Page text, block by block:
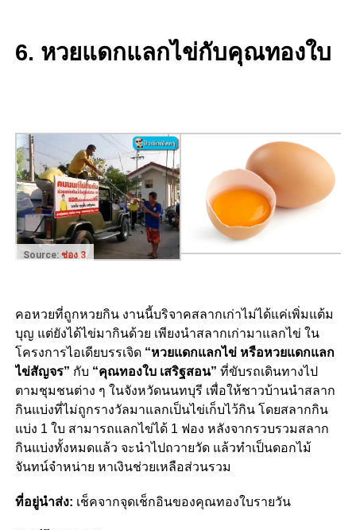
6. หวยแดกแลกไข่กับคุณทองใบ
Source: ช่อง 3
คอหวยที่ถูกหวยกิน งานนี้บริจาคสลากเก่าไม่ได้แค่เพิ่มแต้ม
บุญ แต่ยังได้ไข่มากินด้วย เพียงนำสลากเก่ามาแลกไข่ ใน
โครงการไอเดียบรรเจิด “หวยแดกแลกไข่ หรือหวยแดกแลก
ไข่สัญจร” กับ “คุณทองใบ เสริฐสอน” ที่ขับรถเดินทางไป
ตามชุมชนต่าง ๆ ในจังหวัดนนทบุรี เพื่อให้ชาวบ้านนำสลาก
กินแบ่งที่ไม่ถูกรางวัลมาแลกเป็นไข่เก็บไว้กิน โดยสลากกิน
แบ่ง 1 ใบ สามารถแลกไข่ได้ 1 ฟอง หลังจากรวบรวมสลาก
กินแบ่งทั้งหมดแล้ว จะนำไปถวายวัด แล้วทำเป็นดอกไม้
จันทน์จำหน่าย หาเงินช่วยเหลือส่วนรวม
ที่อยู่นำส่ง: เช็คจากจุดเช็กอินของคุณทองใบรายวัน